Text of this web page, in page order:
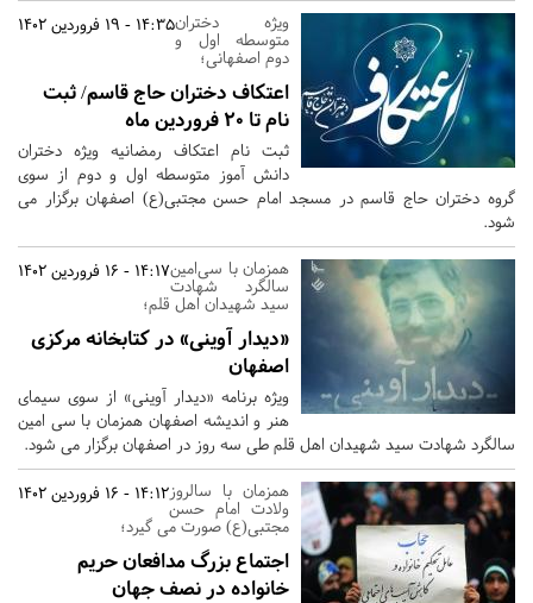
14:35 - 19 فروردین 1402ویژه دختران
متوسطه اول و
دوم اصفهانی؛
اعتکاف دختران حاج قاسم/ ثبت
نام تا 20 فروردین ماه
ثبت نام اعتکاف رمضانیه ویژه دختران
دانش آموز متوسطه اول و دوم از سوی
گروه دختران حاج قاسم در مسجد امام حسن مجتبی(ع) اصفهان برگزار می
شود.
14:17 - 16 فروردین 1402همزمان با سی‌امین
سالگرد شهادت
سید شهیدان اهل قلم؛
«دیدار آوینی» در کتابخانه مرکزی
اصفهان
ویژه برنامه «دیدار آوینی» از سوی سیمای
هنر و اندیشه اصفهان همزمان با سی امین
سالگرد شهادت سید شهیدان اهل قلم طی سه روز در اصفهان برگزار می شود.
14:12 - 16 فروردین 1402همزمان با سالروز
ولادت امام حسن
مجتبی(ع) صورت می گیرد؛
اجتماع بزرگ مدافعان حریم
خانواده در نصف جهان